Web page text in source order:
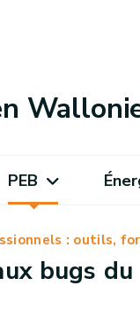
PEB
: outils,
bugs